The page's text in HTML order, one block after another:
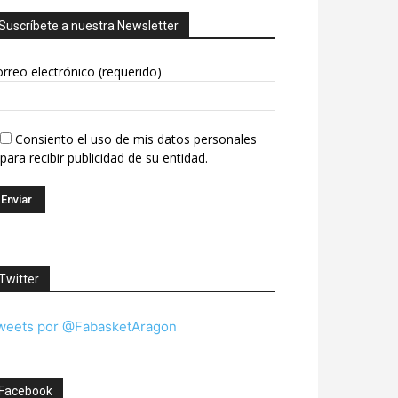
a nuestra Newsletter
electrónico (requerido)
Consiento el uso de mis datos personales
para recibir publicidad de su entidad.
por @FabasketAragon